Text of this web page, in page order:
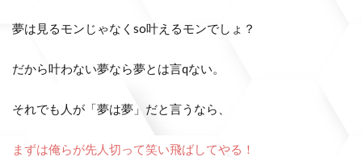
夢は見るモンじゃなくso叶えるモンでしょ？
だから叶わない夢なら夢とは言qない。
それでも人が「夢は夢」だと言うなら、
まずは俺らが先人切って笑い飛ばしてやる！